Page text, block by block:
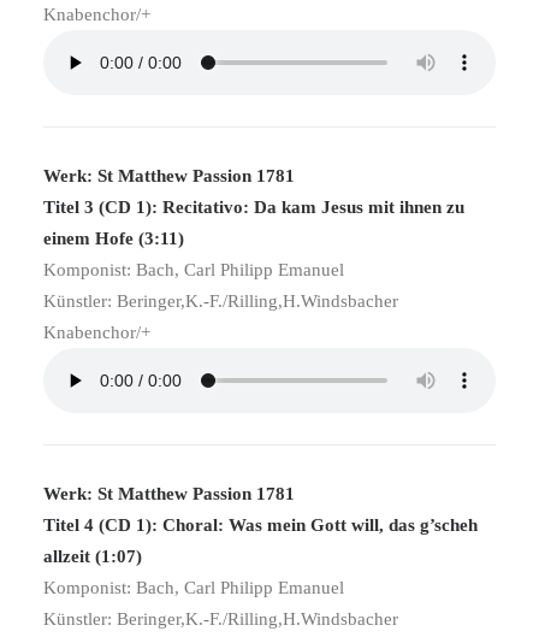
Knabenchor/+
Werk: St Matthew Passion 1781
Titel 3 (CD 1): Recitativo: Da kam Jesus mit ihnen zu
einem Hofe (3:11)
Komponist: Bach, Carl Philipp Emanuel
Künstler: Beringer,K.-F./Rilling,H.Windsbacher
Knabenchor/+
Werk: St Matthew Passion 1781
Titel 4 (CD 1): Choral: Was mein Gott will, das g’scheh
allzeit (1:07)
Komponist: Bach, Carl Philipp Emanuel
Künstler: Beringer,K.-F./Rilling,H.Windsbacher